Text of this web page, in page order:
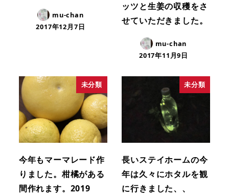
mu-chan
2017年12月7日
ッツと生姜の収穫をさ
せていただきました。
mu-chan
2017年11月9日
未分類
今年もマーマレード作
りました。柑橘がある
間作れます。2019
未分類
長いステイホームの今
年は久々にホタルを観
に行きました、、